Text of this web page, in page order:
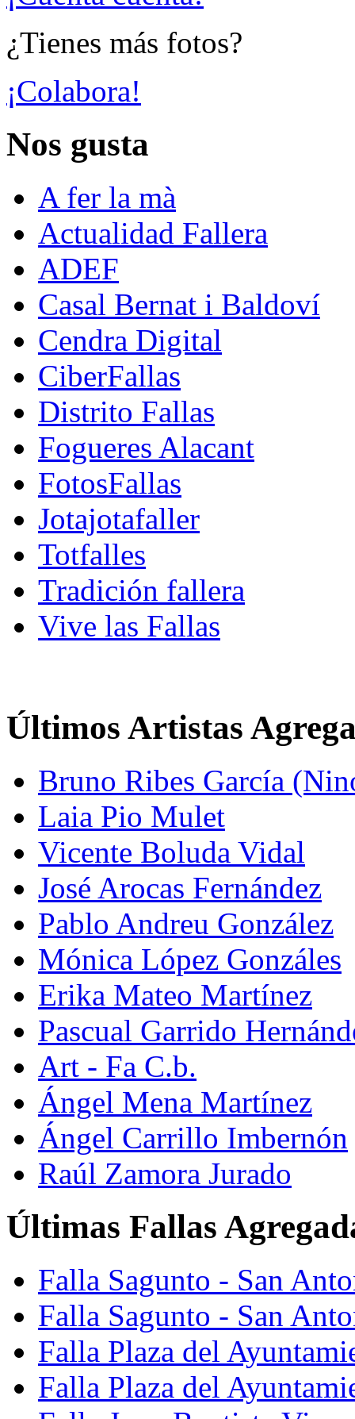
¿Tienes más fotos?
¡Colabora!
Nos gusta
A fer la mà
Actualidad Fallera
ADEF
Casal Bernat i Baldoví
Cendra Digital
CiberFallas
Distrito Fallas
Fogueres Alacant
FotosFallas
Jotajotafaller
Totfalles
Tradición fallera
Vive las Fallas
Últimos Artistas
Bruno Ribes García
Laia Pio Mulet
Vicente Boluda Vidal
José Arocas Fernández
Pablo Andreu González
Mónica López Gonzáles
Erika Mateo Martínez
Pascual Garrido
Art - Fa C.b.
Ángel Mena Martínez
Ángel Carrillo Imbernón
Raúl Zamora Jurado
Últimas Fallas
Falla Sagunto - San
Falla Sagunto - San
Falla Plaza del
Falla Plaza del